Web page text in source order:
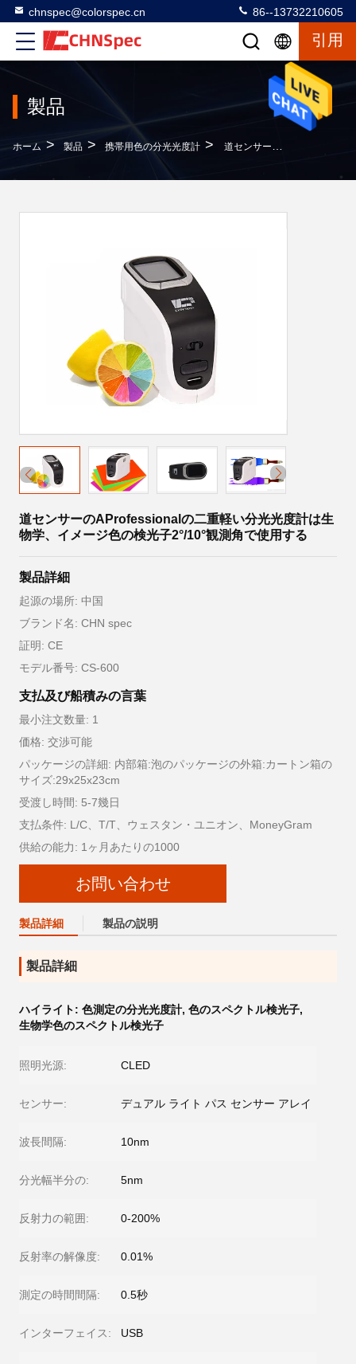
chnspec@colorspec.cn 86--13732210605
引用
製品
ホーム > 製品 > 携帯用色の分光光度計 > 道センサーのAProfessionalの二重軽い分光光度計は生物学、イメージ色の検光子2°/10°観測角で使用する
道センサーのAProfessionalの二重軽い分光光度計は生
物学、イメージ色の検光子2°/10°観測角で使用する
製品詳細
起源の場所: 中国
ブランド名: CHN spec
証明: CE
モデル番号: CS-600
支払及び船積みの言葉
最小注文数量: 1
価格: 交渉可能
パッケージの詳細: 内部箱:泡のパッケージの外箱:カートン箱の
サイズ:29x25x23cm
受渡し時間: 5-7幾日
支払条件: L/C、T/T、ウェスタン・ユニオン、MoneyGram
供給の能力: 1ヶ月あたりの1000
お問い合わせ
製品詳細 製品の説明
製品詳細
ハイライト: 色測定の分光光度計, 色のスペクトル検光子,
生物学色のスペクトル検光子
照明光源: CLED
センサー: デュアル ライト パス センサー アレイ
波長間隔: 10nm
分光幅半分の: 5nm
反射力の範囲: 0-200%
反射率の解像度: 0.01%
測定の時間間隔: 0.5秒
インターフェイス: USB